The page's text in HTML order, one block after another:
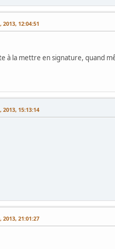
2013, 12:04:51
à la mettre en signature, quand
2013, 15:13:14
2013, 21:01:27